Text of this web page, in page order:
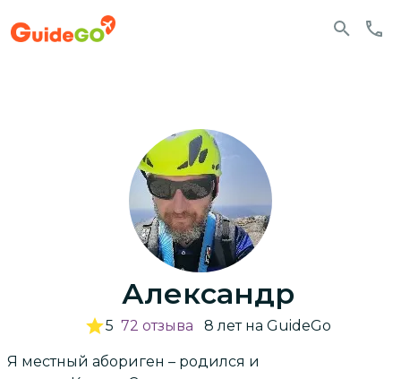
Александр
5 72 отзыва 8 летна GuideGo
Я местный абориген – родился и